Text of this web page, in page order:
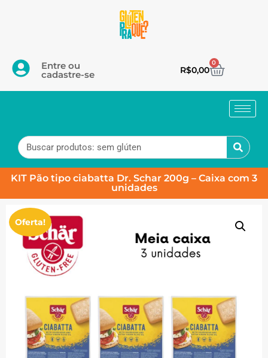
Entre ou
cadastre-se R$0,00
0
KIT Pão tipo ciabatta Dr. Schar 200g – Caixa com 3
unidades
Oferta!